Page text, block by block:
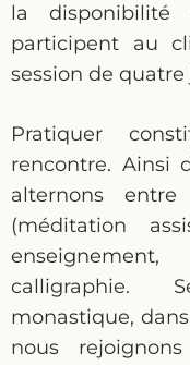
la disponibilité
participent au
session de quatre
Pratiquer
rencontre. Ainsi
alternons entre
(méditation
calligraphie.
monastique,
nous